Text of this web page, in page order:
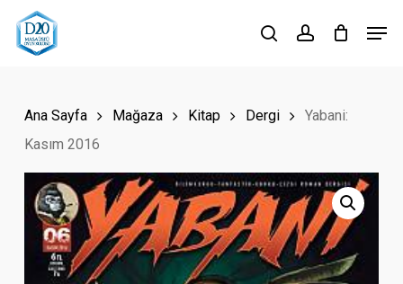
Skip
searchaccount
Ana Sayfa Mağaza Kitap Dergi
Yabani:
Kasım 2016